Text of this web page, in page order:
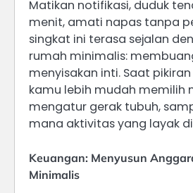
Matikan notifikasi, duduk
menit, amati napas tanpa
singkat ini terasa sejalan
rumah minimalis:
menyisakan inti. Saat
kamu lebih mudah memilih
mengatur gerak tubuh,
mana aktivitas yang layak
Keuangan: Menyusun
Minimalis